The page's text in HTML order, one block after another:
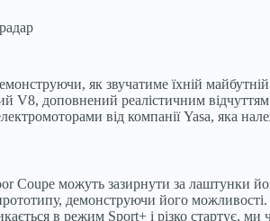
як звучатиме їхній
V8, доповнений реалістичним
від компанії Yasa, яка
можуть зазирнути за лаштунки
демонструючи його
в режим Sport+ і різко стартує,